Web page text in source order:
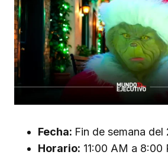
Fecha: Fin de semana
Horario: 11:00 AM a 8:00